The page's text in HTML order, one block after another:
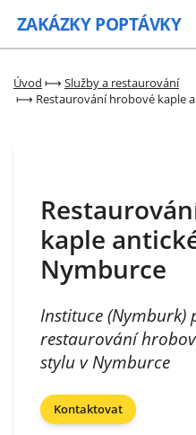
ZAKÁZKY POPTÁVKY
Úvod ⟼ Služby a restaurování
⟼ Restaurování hrobové kaple
kaple
Nymburce
Instituce (Nymburk)
restaurování
stylu v Nymburce
Kontaktovat